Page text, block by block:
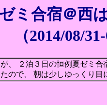
ミ合宿＠西
（2014/08/
、 ２泊３日の恒例夏ゼミ
ので、 朝は少しゆっくり目